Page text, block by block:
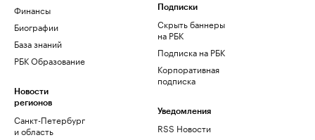
Финансы
Биографии
База знаний
РБК Образование
Новости
регионов
Санкт-Петербург
и область
Подписки
Скрыть баннеры
на РБК
Подписка на РБК
Корпоративная
подписка
Уведомления
RSS Новости